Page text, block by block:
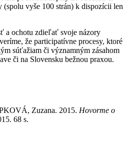
(spolu vyše 100 strán) k dispozícii len
a ochotu zdieľať svoje názory
že participatívne procesy, ktoré
súťažiam či významným zásahom
či na Slovensku bežnou praxou.
Zuzana. 2015. Hovorme o
68 s.